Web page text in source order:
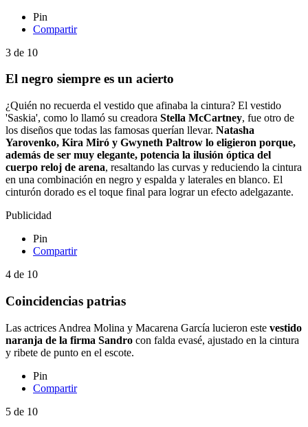
Pin
Compartir
3 de 10
El negro siempre es un acierto
¿Quién no recuerda el vestido que afinaba la cintura? El vestido
'Saskia', como lo llamó su creadora Stella McCartney, fue otro de
los diseños que todas las famosas querían llevar. Natasha
Yarovenko, Kira Miró y Gwyneth Paltrow lo eligieron porque,
además de ser muy elegante, potencia la ilusión óptica del
cuerpo reloj de arena, resaltando las curvas y reduciendo la cintura
en una combinación en negro y espalda y laterales en blanco. El
cinturón dorado es el toque final para lograr un efecto adelgazante.
Publicidad
Pin
Compartir
4 de 10
Coincidencias patrias
Las actrices Andrea Molina y Macarena García lucieron este vestido
naranja de la firma Sandro con falda evasé, ajustado en la cintura
y ribete de punto en el escote.
Pin
Compartir
5 de 10